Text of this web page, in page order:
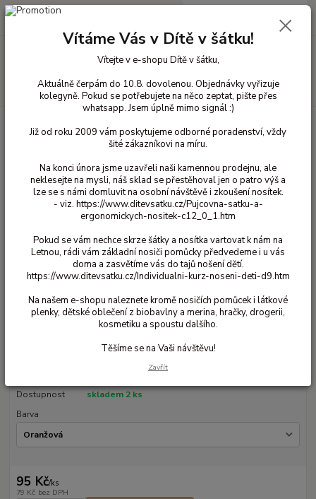
Hledat
+420 603 818 836
0 Kč
Model Volkswagen Transportér 1962
Model Volkswagen Transportér
1962
Ohodnotit produkt
Model autíčka v měřítku 1:60
Dostupnost
skladem 2 ks
Barva
95 Kč/ks
79 Kč bez DPH
Vítáme Vás v Dítě v šátku!
Vítejte v e-shopu Dítě v šátku,
Aktuálně čerpám do 10.8. dovolenou. Objednávky vyřizuje
kolegyně. Pokud se potřebujete na něco zeptat, pište přes
whatsapp. Jsem úplně mimo signál :)
Již od roku 2009 vám poskytujeme odborné poradenství, vždy
šité zákazníkovi na míru.
Na konci února jsme uzavřeli naši kamennou prodejnu, ale
neklesejte na mysli, náš sklad se přestěhoval jen o patro výš a
lze se s námi domluvit na osobní návštěvě i zkoušení nosítek.
- viz. https://www.ditevsatku.cz/Pujcovna-satku-a-
ergonomickych-nositek-c12_0_1.htm
Pokud se vám nechce skrze šátky a nosítka vartovat k nám na
Letnou, rádi vám základní nosiči pomůcky předvedeme i u vás
doma a zasvětíme vás do tajů nošení dětí.
https://www.ditevsatku.cz/Individualni-kurz-noseni-deti-d9.htm
Na našem e-shopu naleznete kromě nosičích pomůcek i látkové
plenky, dětské oblečení z biobavlny a merina, hračky, drogerii,
kosmetiku a spoustu dalšího.
Těšíme se na Vaši návštěvu!
Zavřít